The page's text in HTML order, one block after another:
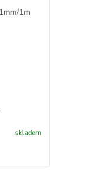
skladem